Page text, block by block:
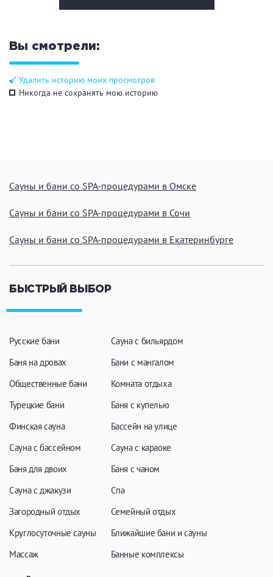
ПРИМЕНИТЬ ФИЛЬТРЫ ЗАКРЫТЬ
Вы смотрели:
Удалить историю моих просмотров
Никогда не сохранять мою историю
Сауны и бани со SPA-процедурами в Омске
Сауны и бани со SPA-процедурами в Сочи
Сауны и бани со SPA-процедурами в Екатеринбурге
БЫСТРЫЙ ВЫБОР
Русские бани
Баня на дровах
Общественные бани
Турецкие бани
Финская сауна
Сауна с бассейном
Баня для двоих
Сауна с джакузи
Загородный отдых
Круглосуточные сауны
Массаж
Сауна с бильярдом
Бани с мангалом
Комната отдыха
Баня с купелью
Бассейн на улице
Сауна с караоке
Баня с чаном
Спа
Семейный отдых
Ближайшие бани и сауны
Банные комплексы